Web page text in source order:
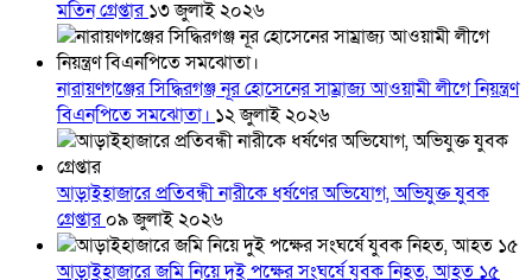
মতিন গ্রেপ্তার১৩ জুলাই ২০২৬
নারায়ণগঞ্জের সিদ্ধিরগঞ্জ নূর হোসেনের সাম্রাজ্য আওয়ামী লীগে নিয়ন্ত্রণ
বিএনপিতে সমঝোতা। ১২ জুলাই ২০২৬
আড়াইহাজারে প্রতিবন্ধী নারীকে ধর্ষণের অভিযোগ, অভিযুক্ত যুবক
গ্রেপ্তার০৯ জুলাই ২০২৬
আড়াইহাজারে জমি নিয়ে দুই পক্ষের সংঘর্ষে যুবক নিহত, আহত ১৫